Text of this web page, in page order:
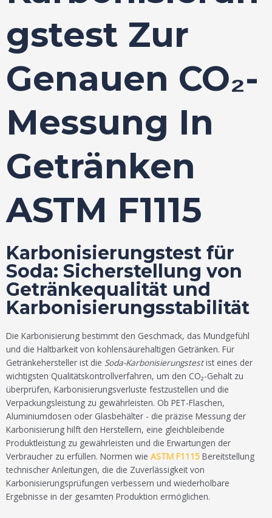
Gstest Zur
Genauen CO₂-
Messung In
Getränken
ASTM F1115
Karbonisierungstest für
Soda: Sicherstellung von
Getränkequalität und
Karbonisierungsstabilität
Die Karbonisierung bestimmt den Geschmack, das Mundgefühl
und die Haltbarkeit von kohlensäurehaltigen Getränken. Für
Getränkehersteller ist die Soda-Karbonisierungstestist eines der
wichtigsten Qualitätskontrollverfahren, um den CO₂-Gehalt zu
überprüfen, Karbonisierungsverluste festzustellen und die
Verpackungsleistung zu gewährleisten. Ob PET-Flaschen,
Aluminiumdosen oder Glasbehälter - die präzise Messung der
Karbonisierung hilft den Herstellern, eine gleichbleibende
Produktleistung zu gewährleisten und die Erwartungen der
Verbraucher zu erfüllen. Normen wie ASTM F1115 Bereitstellung
technischer Anleitungen, die die Zuverlässigkeit von
Karbonisierungsprüfungen verbessern und wiederholbare
Ergebnisse in der gesamten Produktion ermöglichen.